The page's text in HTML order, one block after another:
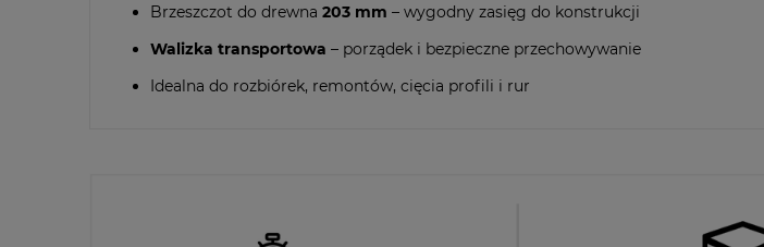
Brzeszczot do drewna 203 mm – wygodny zasięg do konstrukcji
Walizka transportowa – porządek i bezpieczne przechowywanie
Idealna do rozbiórek, remontów, cięcia profili i rur